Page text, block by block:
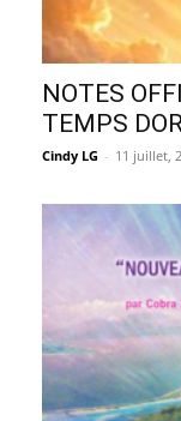
NOTES
TEMPS
Cindy LG - 11 juillet,